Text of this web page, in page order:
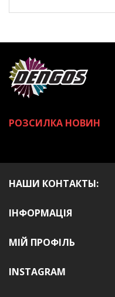
РОЗСИЛКА НОВИН
НАШИ КОНТАКТЫ:
ІНФОРМАЦІЯ
МІЙ ПРОФІЛЬ
INSTAGRAM